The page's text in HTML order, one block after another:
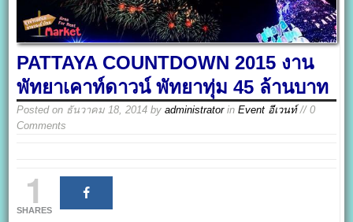
PATTAYA COUNTDOWN 2015 งาน
พัทยาเคาท์ดาวน์ พัทยาทุ่ม 45 ล้านบาท
Posted on ธันวาคม 18, 2014 byadministratorinEvent อีเวนท์// 0
Comments
1
SHARES